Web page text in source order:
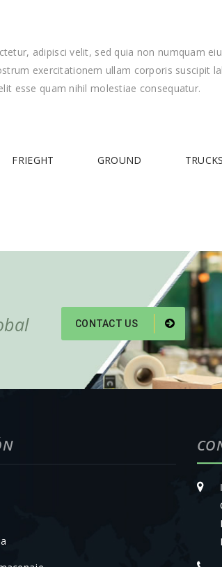
adipisci velit, sed quia non numquam
exercitationem ullam corporis suscipit
esse quam nihil molestiae consequatur.
FRIEGHT GROUND TRUCKS
CONTACT US